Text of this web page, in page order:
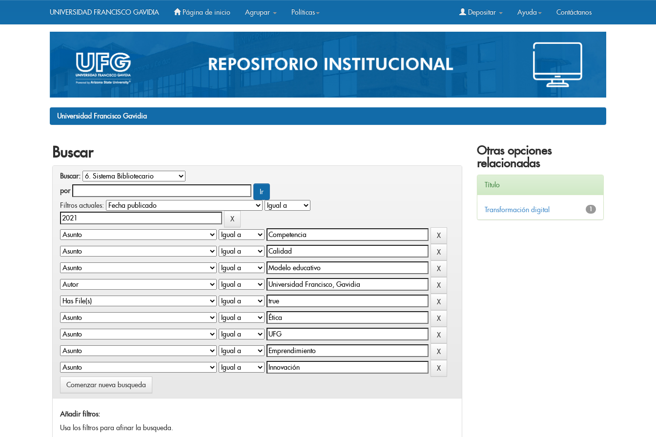
UNIVERSIDAD FRANCISCO GAVIDIA Página de inicio Agrupar Políticas Depositar Ayuda Contáctanos
Universidad Francisco Gavidia
Buscar
Buscar:
por
Filtros actuales:
Comenzar nueva busqueda
Añadir filtros:
Usa los filtros para afinar la busqueda.
Otras opciones
relacionadas
Título
1
Transformación digital